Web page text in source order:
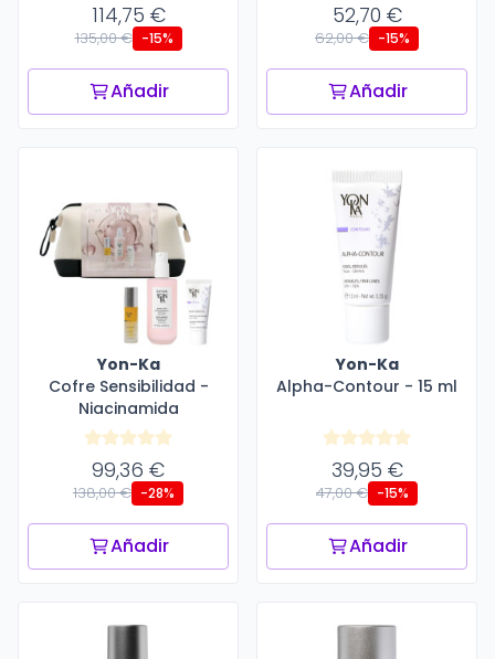
114,75 €
135,00 € -15%
Añadir
52,70 €
62,00 € -15%
Añadir
Yon-Ka
Cofre Sensibilidad -
Niacinamida
99,36 €
138,00 € -28%
Añadir
Yon-Ka
Alpha-Contour - 15 ml
39,95 €
47,00 € -15%
Añadir